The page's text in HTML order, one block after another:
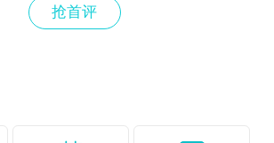
的账面价值和应支付的相关税费作为换入资
列情况处理：
确认损益。
以换出资产的账面价值，减去收到的补价并
抢首评